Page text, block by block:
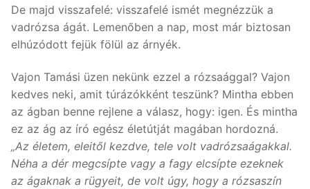
De majd visszafelé: visszafelé ismét megnézzük a
vadrózsa ágát. Lemenőben a nap, most már biztosan
elhúzódott fejük fölül az árnyék.
Vajon Tamási üzen nekünk ezzel a rózsaággal? Vajon
kedves neki, amit túrázókként teszünk? Mintha ebben
az ágban benne rejlene a válasz, hogy: igen. És mintha
ez az ág az író egész életútját magában hordozná.
„Az életem, eleitől kezdve, tele volt vadrózsaágakkal.
Néha a dér megcsípte vagy a fagy elcsípte ezeknek
az ágaknak a rügyeit, de volt úgy, hogy a rózsaszín